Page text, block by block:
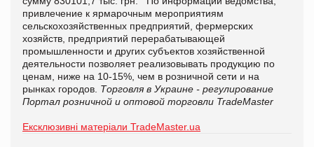
привлечение к ярмарочным мероприятиям
сельскохозяйственных предприятий, фермерских
хозяйств, предприятий перерабатывающей
промышленности и других субъектов хозяйственной
деятельности позволяет реализовывать продукцию по
ценам, ниже на 10-15%, чем в розничной сети и на
рынках городов. Торговля в Украине - регулирование
Портал розничной и оптовой торговли TradeMaster
Ексклюзивні матеріали TradeMaster.ua